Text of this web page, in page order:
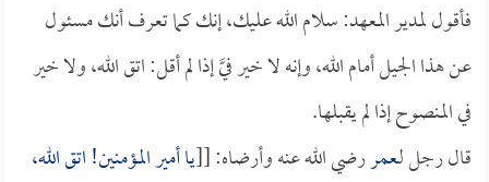
فأقول لمدير المعهد: سلام الله عليك، إنك كما تعرف أنك مسئول
عن هذا الجيل أمام الله، وإنه لا خير فيَّ إذا لم أقل: اتق الله، ولا خير
في المنصوح إذا لم يقبلها.
قال رجل لـعمررضي الله عنه وأرضاه: [[يا أمير المؤمنين! اتق الله،